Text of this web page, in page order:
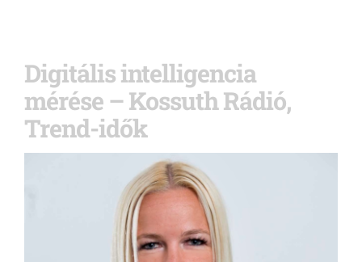
Digitális intelligencia
mérése – Kossuth Rádió,
Trend-idők